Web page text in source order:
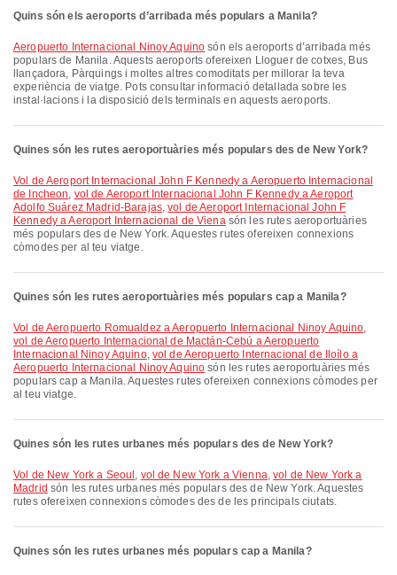
Quins són els aeroports d’arribada més populars a Manila?
Aeropuerto Internacional Ninoy Aquino són els aeroports d’arribada més
populars de Manila. Aquests aeroports ofereixen Lloguer de cotxes, Bus
llançadora, Pàrquings i moltes altres comoditats per millorar la teva
experiència de viatge. Pots consultar informació detallada sobre les
instal·lacions i la disposició dels terminals en aquests aeroports.
Quines són les rutes aeroportuàries més populars des de New York?
vol de Aeroport Internacional John F Kennedy a Aeropuerto Internacional
de Incheon, vol de Aeroport Internacional John F Kennedy a Aeroport
Adolfo Suárez Madrid-Barajas,vol de Aeroport Internacional John F
Kennedy a Aeroport Internacional de Vienasón les rutes aeroportuàries
més populars des de New York. Aquestes rutes ofereixen connexions
còmodes per al teu viatge.
Quines són les rutes aeroportuàries més populars cap a Manila?
vol de Aeropuerto Romualdez a Aeropuerto Internacional Ninoy Aquino,
vol de Aeropuerto Internacional de Mactán-Cebú a Aeropuerto
Internacional Ninoy Aquino, vol de Aeropuerto Internacional de Iloílo a
Aeropuerto Internacional Ninoy Aquino són les rutes aeroportuàries més
populars cap a Manila. Aquestes rutes ofereixen connexions còmodes per
al teu viatge.
Quines són les rutes urbanes més populars des de New York?
vol de New York a Seoul , vol de New York a Vienna,vol de New York a
Madrid són les rutes urbanes més populars des de New York. Aquestes
rutes ofereixen connexions còmodes des de les principals ciutats.
Quines són les rutes urbanes més populars cap a Manila?